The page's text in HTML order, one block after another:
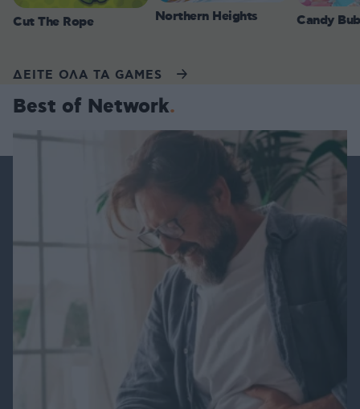
Cut The Rope Northern Heights Candy
ΔΕΙΤΕ ΟΛΑ ΤΑ GAMES
Best of Network